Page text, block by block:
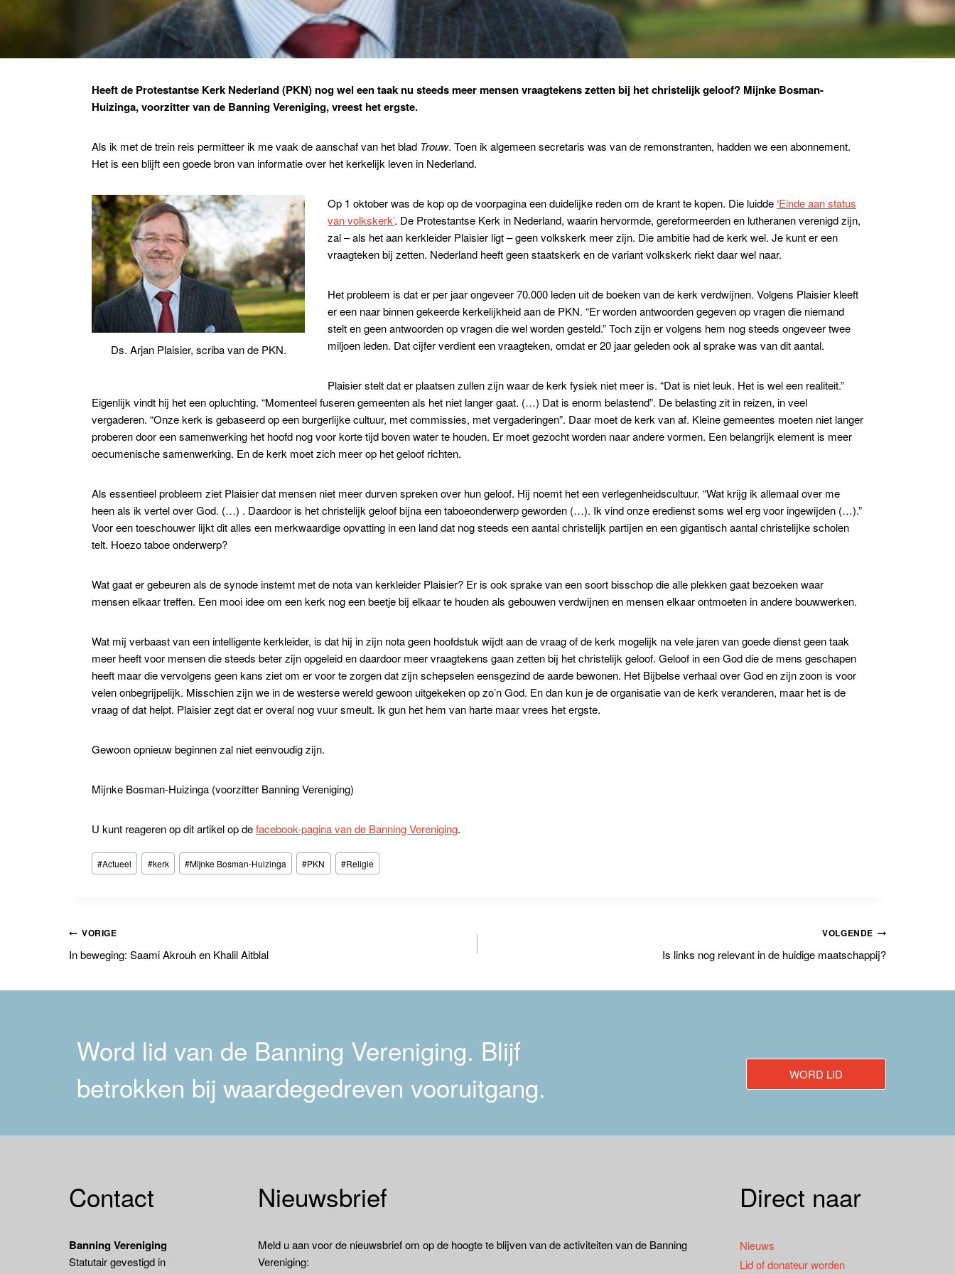
Heeft de Protestantse Kerk Nederland (PKN) nog wel een taak nu steeds meer mensen vraagtekens zetten bij het christelijk geloof? Mijnke Bosman-
Huizinga, voorzitter van de Banning Vereniging, vreest het ergste.
Als ik met de trein reis permitteer ik me vaak de aanschaf van het blad Trouw. Toen ik algemeen secretaris was van de remonstranten, hadden we een abonnement.
Het is een blijft een goede bron van informatie over het kerkelijk leven in Nederland.
Ds. Arjan Plaisier, scriba van de PKN.
Op 1 oktober was de kop op de voorpagina een duidelijke reden om de krant te kopen. Die luidde ‘Einde aan status
van volkskerk’. De Protestantse Kerk in Nederland, waarin hervormde, gereformeerden en lutheranen verenigd zijn,
zal – als het aan kerkleider Plaisier ligt – geen volkskerk meer zijn. Die ambitie had de kerk wel. Je kunt er een
vraagteken bij zetten. Nederland heeft geen staatskerk en de variant volkskerk riekt daar wel naar.
Het probleem is dat er per jaar ongeveer 70.000 leden uit de boeken van de kerk verdwijnen. Volgens Plaisier kleeft
er een naar binnen gekeerde kerkelijkheid aan de PKN. “Er worden antwoorden gegeven op vragen die niemand
stelt en geen antwoorden op vragen die wel worden gesteld.” Toch zijn er volgens hem nog steeds ongeveer twee
miljoen leden. Dat cijfer verdient een vraagteken, omdat er 20 jaar geleden ook al sprake was van dit aantal.
Plaisier stelt dat er plaatsen zullen zijn waar de kerk fysiek niet meer is. “Dat is niet leuk. Het is wel een realiteit.”
Eigenlijk vindt hij het een opluchting. “Momenteel fuseren gemeenten als het niet langer gaat. (…) Dat is enorm belastend”. De belasting zit in reizen, in veel
vergaderen. “Onze kerk is gebaseerd op een burgerlijke cultuur, met commissies, met vergaderingen”. Daar moet de kerk van af. Kleine gemeentes moeten niet langer
proberen door een samenwerking het hoofd nog voor korte tijd boven water te houden. Er moet gezocht worden naar andere vormen. Een belangrijk element is meer
oecumenische samenwerking. En de kerk moet zich meer op het geloof richten.
Als essentieel probleem ziet Plaisier dat mensen niet meer durven spreken over hun geloof. Hij noemt het een verlegenheidscultuur. “Wat krijg ik allemaal over me
heen als ik vertel over God. (…) . Daardoor is het christelijk geloof bijna een taboeonderwerp geworden (…). Ik vind onze eredienst soms wel erg voor ingewijden (…).”
Voor een toeschouwer lijkt dit alles een merkwaardige opvatting in een land dat nog steeds een aantal christelijk partijen en een gigantisch aantal christelijke scholen
telt. Hoezo taboe onderwerp?
Wat gaat er gebeuren als de synode instemt met de nota van kerkleider Plaisier? Er is ook sprake van een soort bisschop die alle plekken gaat bezoeken waar
mensen elkaar treffen. Een mooi idee om een kerk nog een beetje bij elkaar te houden als gebouwen verdwijnen en mensen elkaar ontmoeten in andere bouwwerken.
Wat mij verbaast van een intelligente kerkleider, is dat hij in zijn nota geen hoofdstuk wijdt aan de vraag of de kerk mogelijk na vele jaren van goede dienst geen taak
meer heeft voor mensen die steeds beter zijn opgeleid en daardoor meer vraagtekens gaan zetten bij het christelijk geloof. Geloof in een God die de mens geschapen
heeft maar die vervolgens geen kans ziet om er voor te zorgen dat zijn schepselen eensgezind de aarde bewonen. Het Bijbelse verhaal over God en zijn zoon is voor
velen onbegrijpelijk. Misschien zijn we in de westerse wereld gewoon uitgekeken op zo’n God. En dan kun je de organisatie van de kerk veranderen, maar het is de
vraag of dat helpt. Plaisier zegt dat er overal nog vuur smeult. Ik gun het hem van harte maar vrees het ergste.
Gewoon opnieuw beginnen zal niet eenvoudig zijn.
Mijnke Bosman-Huizinga (voorzitter Banning Vereniging)
U kunt reageren op dit artikel op defacebook-pagina van de Banning Vereniging.
Bericht
tags:
#Actueel #kerk #Mijnke Bosman-Huizinga #PKN #Religie
Bericht
VORIGE
In beweging: Saami Akrouh en Khalil Aitblal
VOLGENDE
Is links nog relevant in de huidige maatschappij?
Word lid van de Banning Vereniging. Blijf
betrokken bij waardegedreven vooruitgang.
WORD LID
Contact
Banning Vereniging
Statutair gevestigd in
Nieuwsbrief
Meld u aan voor de nieuwsbrief om op de hoogte te blijven van de activiteiten van de Banning
Vereniging:
Direct naar
Nieuws
Lid of donateur worden